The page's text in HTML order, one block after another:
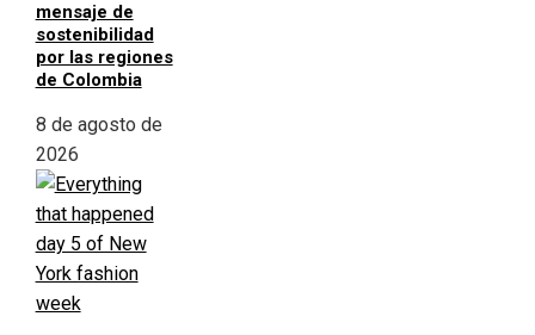
mensaje de
sostenibilidad
por las regiones
de Colombia
8 de agosto de
2026